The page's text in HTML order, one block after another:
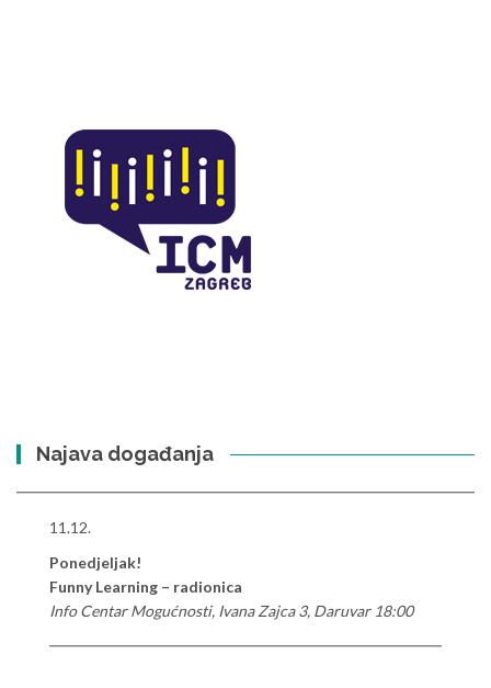
Najava događanja
11.12.
Ponedjeljak!
Funny Learning – radionica
Info Centar Mogućnosti, Ivana Zajca 3, Daruvar 18:00